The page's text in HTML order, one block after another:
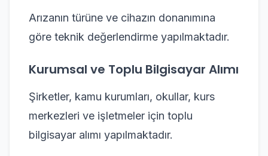
Arızanın türüne ve cihazın donanımına
göre teknik değerlendirme yapılmaktadır.
Kurumsal ve Toplu Bilgisayar Alımı
Şirketler, kamu kurumları, okullar, kurs
merkezleri ve işletmeler için toplu
bilgisayar alımı yapılmaktadır.